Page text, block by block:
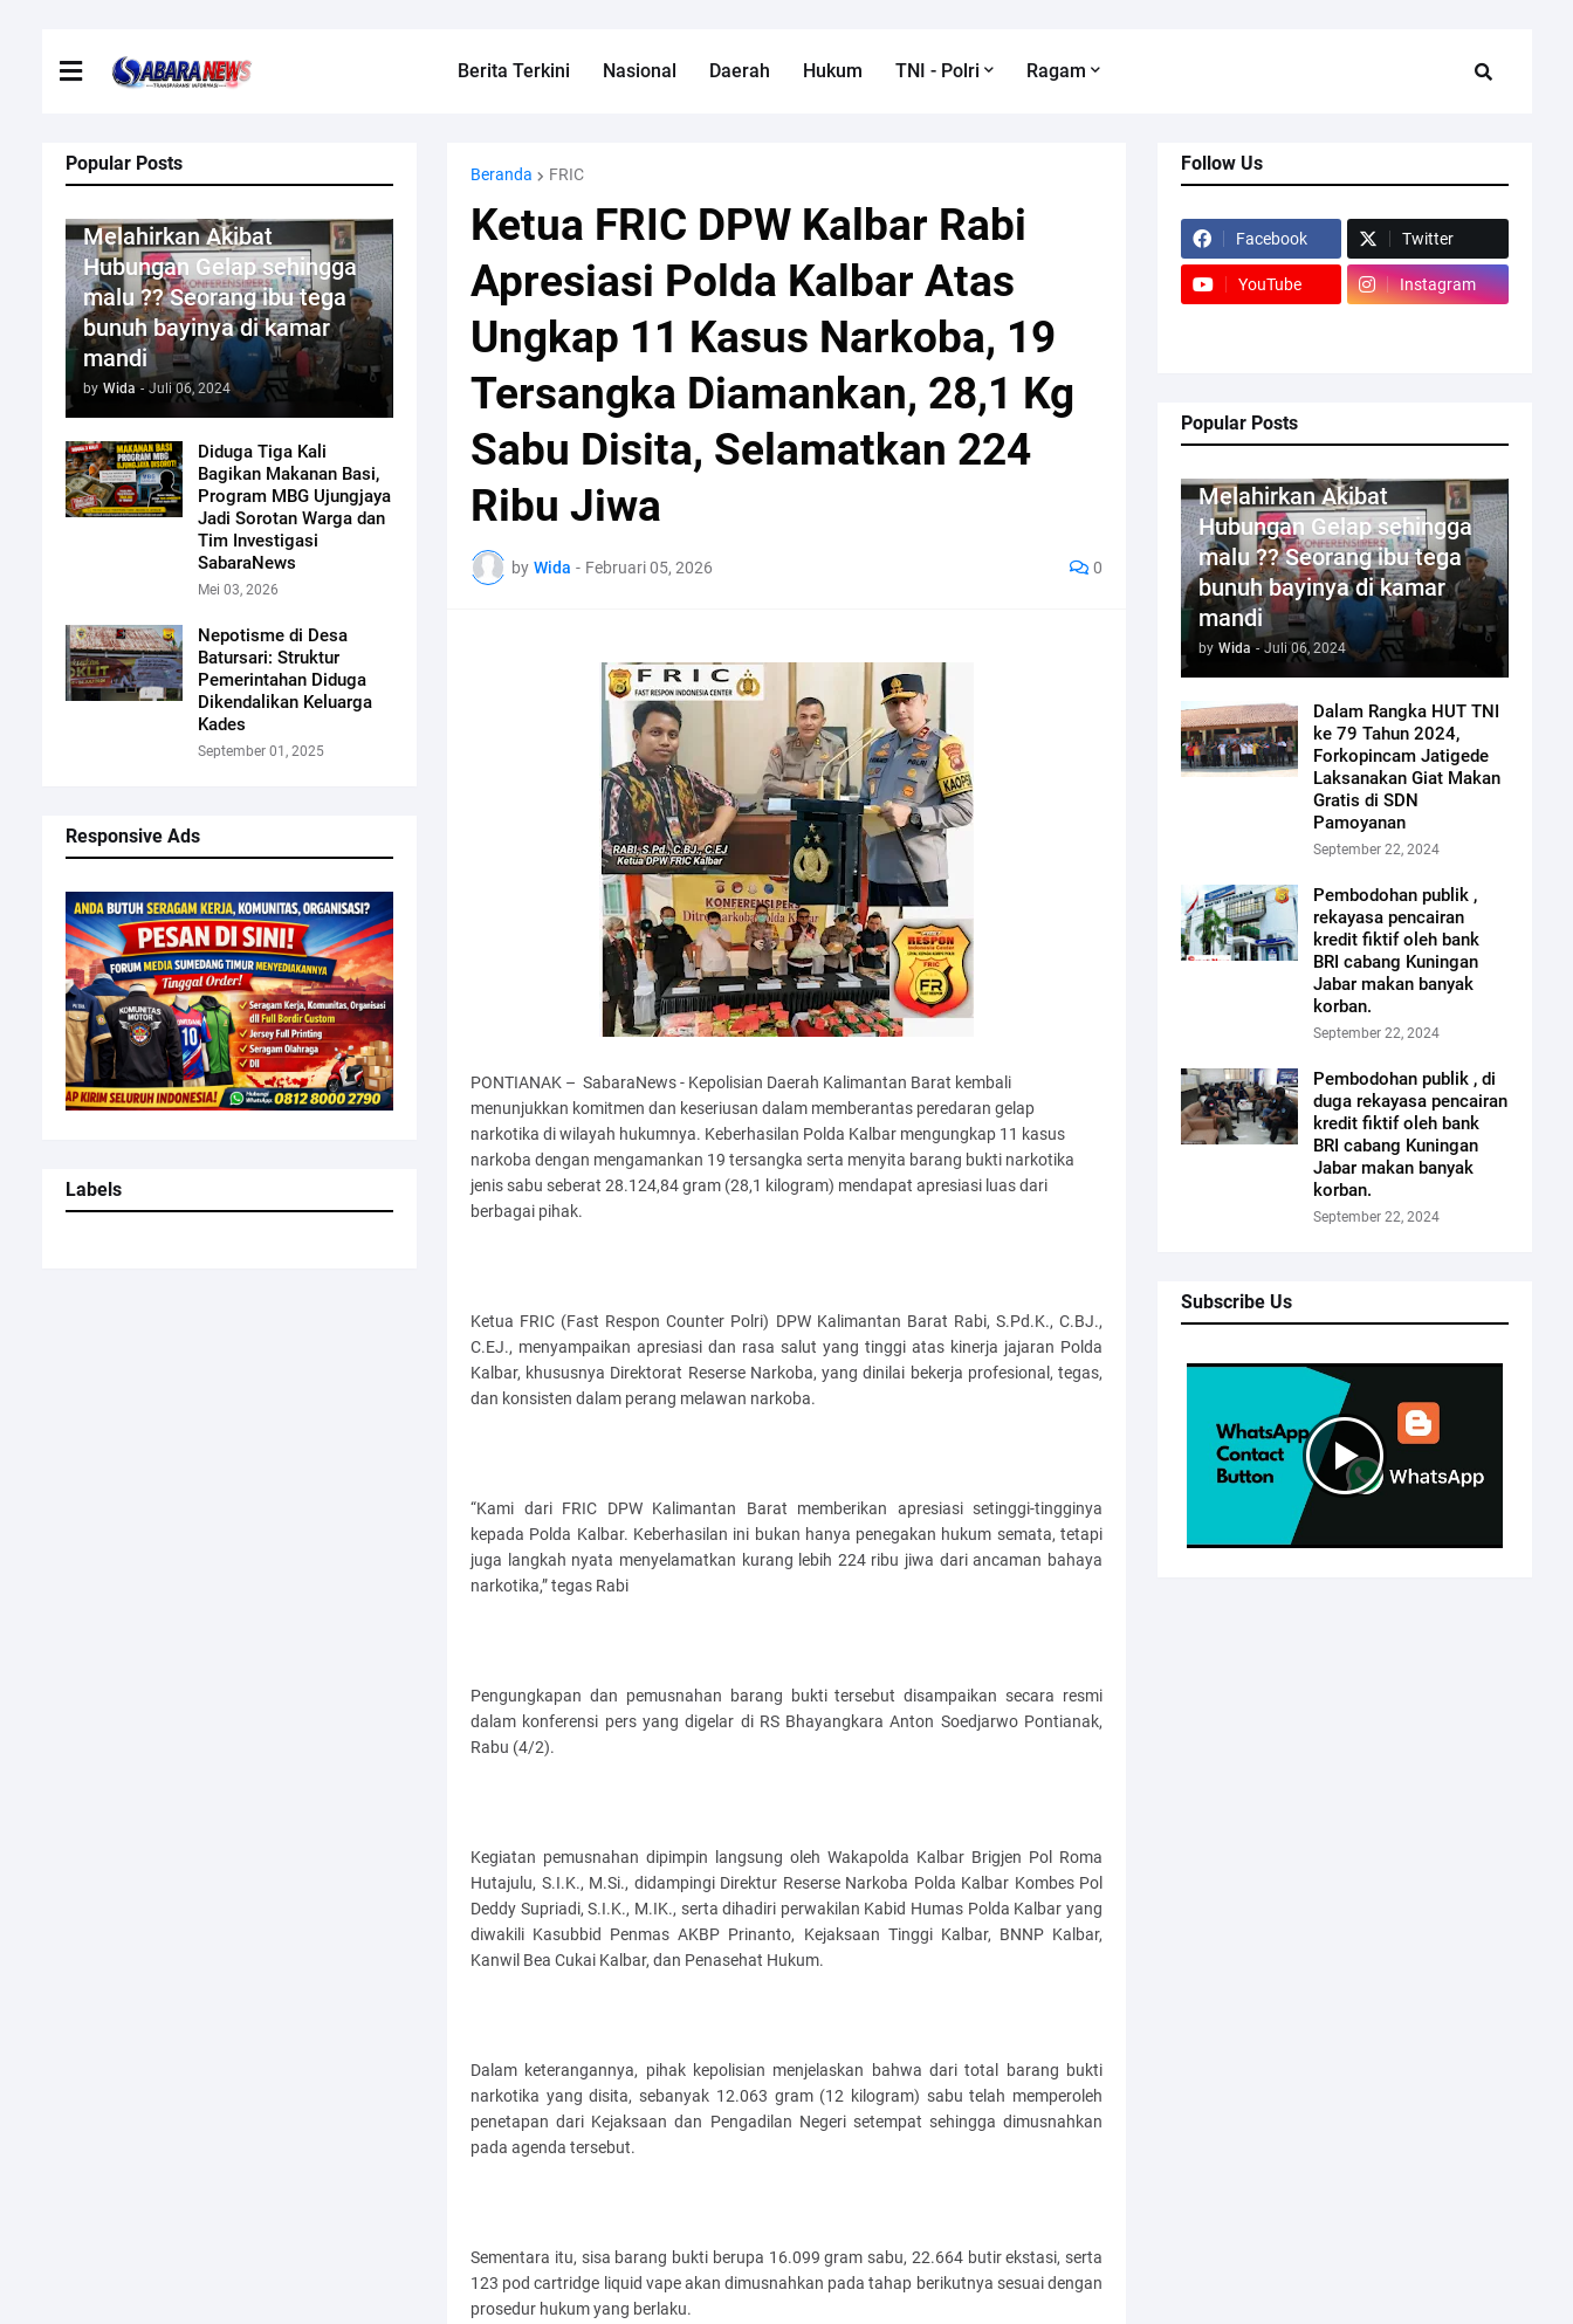
Berita Terkini Nasional Daerah Hukum TNI - Polri Ragam
Popular Posts
Melahirkan Akibat
Hubungan Gelap sehingga
malu ?? Seorang ibu tega
bunuh bayinya di kamar
mandi
by Wida - Juli 06, 2024
Diduga Tiga Kali
Bagikan Makanan Basi,
Program MBG Ujungjaya
Jadi Sorotan Warga dan
Tim Investigasi
SabaraNews
Mei 03, 2026
Nepotisme di Desa
Batursari: Struktur
Pemerintahan Diduga
Dikendalikan Keluarga
Kades
September 01, 2025
Responsive Ads
Labels
Beranda FRIC
Ketua FRIC DPW Kalbar Rabi
Apresiasi Polda Kalbar Atas
Ungkap 11 Kasus Narkoba, 19
Tersangka Diamankan, 28,1 Kg
Sabu Disita, Selamatkan 224
Ribu Jiwa
by Wida - Februari 05, 2026 0
PONTIANAK – SabaraNews - Kepolisian Daerah Kalimantan Barat kembali
menunjukkan komitmen dan keseriusan dalam memberantas peredaran gelap
narkotika di wilayah hukumnya. Keberhasilan Polda Kalbar mengungkap 11 kasus
narkoba dengan mengamankan 19 tersangka serta menyita barang bukti narkotika
jenis sabu seberat 28.124,84 gram (28,1 kilogram) mendapat apresiasi luas dari
berbagai pihak.
Ketua FRIC (Fast Respon Counter Polri) DPW Kalimantan Barat Rabi, S.Pd.K., C.BJ.,
C.EJ., menyampaikan apresiasi dan rasa salut yang tinggi atas kinerja jajaran Polda
Kalbar, khususnya Direktorat Reserse Narkoba, yang dinilai bekerja profesional, tegas,
dan konsisten dalam perang melawan narkoba.
“Kami dari FRIC DPW Kalimantan Barat memberikan apresiasi setinggi-tingginya
kepada Polda Kalbar. Keberhasilan ini bukan hanya penegakan hukum semata, tetapi
juga langkah nyata menyelamatkan kurang lebih 224 ribu jiwa dari ancaman bahaya
narkotika,” tegas Rabi
Pengungkapan dan pemusnahan barang bukti tersebut disampaikan secara resmi
dalam konferensi pers yang digelar di RS Bhayangkara Anton Soedjarwo Pontianak,
Rabu (4/2).
Kegiatan pemusnahan dipimpin langsung oleh Wakapolda Kalbar Brigjen Pol Roma
Hutajulu, S.I.K., M.Si., didampingi Direktur Reserse Narkoba Polda Kalbar Kombes Pol
Deddy Supriadi, S.I.K., M.IK., serta dihadiri perwakilan Kabid Humas Polda Kalbar yang
diwakili Kasubbid Penmas AKBP Prinanto, Kejaksaan Tinggi Kalbar, BNNP Kalbar,
Kanwil Bea Cukai Kalbar, dan Penasehat Hukum.
Dalam keterangannya, pihak kepolisian menjelaskan bahwa dari total barang bukti
narkotika yang disita, sebanyak 12.063 gram (12 kilogram) sabu telah memperoleh
penetapan dari Kejaksaan dan Pengadilan Negeri setempat sehingga dimusnahkan
pada agenda tersebut.
Sementara itu, sisa barang bukti berupa 16.099 gram sabu, 22.664 butir ekstasi, serta
123 pod cartridge liquid vape akan dimusnahkan pada tahap berikutnya sesuai dengan
prosedur hukum yang berlaku.
Follow Us
Facebook Twitter
YouTube Instagram
Popular Posts
Melahirkan Akibat
Hubungan Gelap sehingga
malu ?? Seorang ibu tega
bunuh bayinya di kamar
mandi
by Wida - Juli 06, 2024
Dalam Rangka HUT TNI
ke 79 Tahun 2024,
Forkopincam Jatigede
Laksanakan Giat Makan
Gratis di SDN
Pamoyanan
September 22, 2024
Pembodohan publik ,
rekayasa pencairan
kredit fiktif oleh bank
BRI cabang Kuningan
Jabar makan banyak
korban.
September 22, 2024
Pembodohan publik , di
duga rekayasa pencairan
kredit fiktif oleh bank
BRI cabang Kuningan
Jabar makan banyak
korban.
September 22, 2024
Subscribe Us